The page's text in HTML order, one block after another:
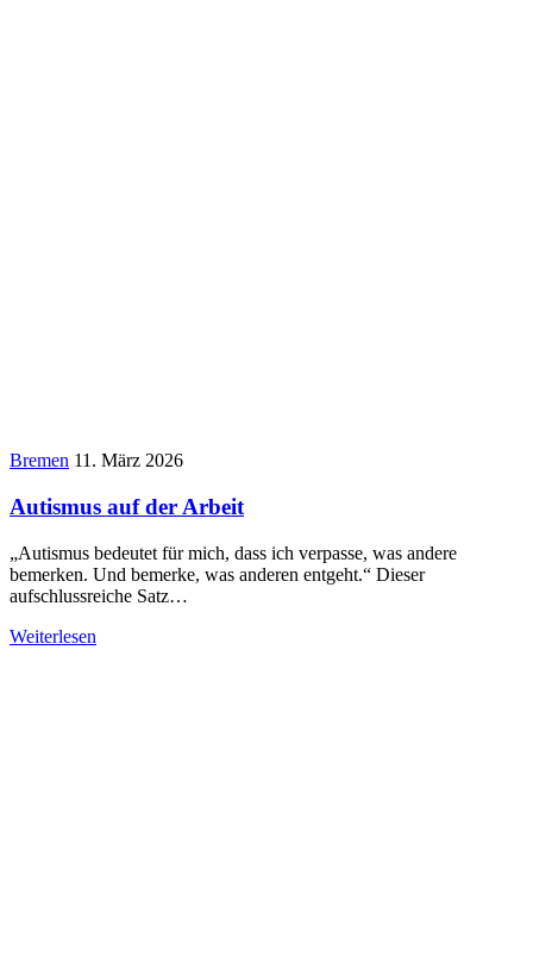
Bremen 11. März 2026
Autismus auf der Arbeit
„Autismus bedeutet für mich, dass ich verpasse, was andere
bemerken. Und bemerke, was anderen entgeht.“ Dieser
aufschlussreiche Satz…
Weiterlesen